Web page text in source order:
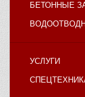
БЕТОННЫЕ
УСЛУГИ